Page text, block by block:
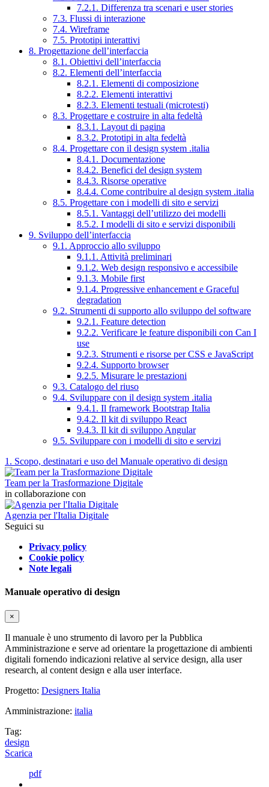
7.2.1. Differenza tra scenari e user stories
7.3. Flussi di interazione
7.4. Wireframe
7.5. Prototipi interattivi
8. Progettazione dell’interfaccia
8.1. Obiettivi dell’interfaccia
8.2. Elementi dell’interfaccia
8.2.1. Elementi di composizione
8.2.2. Elementi interattivi
8.2.3. Elementi testuali (microtesti)
8.3. Progettare e costruire in alta fedeltà
8.3.1. Layout di pagina
8.3.2. Prototipi in alta fedeltà
8.4. Progettare con il design system .italia
8.4.1. Documentazione
8.4.2. Benefici del design system
8.4.3. Risorse operative
8.4.4. Come contribuire al design system .italia
8.5. Progettare con i modelli di sito e servizi
8.5.1. Vantaggi dell’utilizzo dei modelli
8.5.2. I modelli di sito e servizi disponibili
9. Sviluppo dell’interfaccia
9.1. Approccio allo sviluppo
9.1.1. Attività preliminari
9.1.2. Web design responsivo e accessibile
9.1.3. Mobile first
9.1.4. Progressive enhancement e Graceful
degradation
9.2. Strumenti di supporto allo sviluppo del software
9.2.1. Feature detection
9.2.2. Verificare le feature disponibili con Can I
use
9.2.3. Strumenti e risorse per CSS e JavaScript
9.2.4. Supporto browser
9.2.5. Misurare le prestazioni
9.3. Catalogo del riuso
9.4. Sviluppare con il design system .italia
9.4.1. Il framework Bootstrap Italia
9.4.2. Il kit di sviluppo React
9.4.3. Il kit di sviluppo Angular
9.5. Sviluppare con i modelli di sito e servizi
1. Scopo, destinatari e uso del Manuale operativo di design
Team per la Trasformazione Digitale
in collaborazione con
Agenzia per l'Italia Digitale
Seguici su
Privacy policy
Cookie policy
Note legali
Manuale operativo di design
×
Il manuale è uno strumento di lavoro per la Pubblica
Amministrazione e serve ad orientare la progettazione di ambienti
digitali fornendo indicazioni relative al service design, alla user
research, al content design e alla user interface.
Progetto: Designers Italia
Amministrazione: italia
Tag:
design
Scarica
pdf